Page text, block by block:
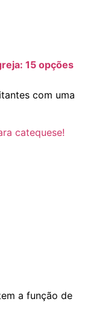
15 opções
com uma
a função de